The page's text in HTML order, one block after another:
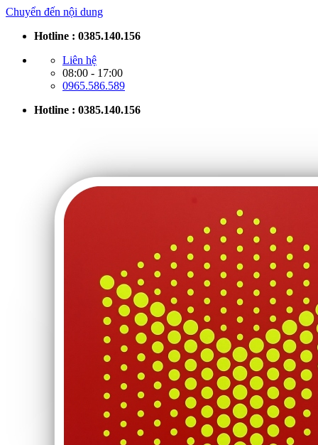
Chuyển đến nội dung
Hotline : 0385.140.156
Liên hệ
08:00 - 17:00
0965.586.589
Hotline : 0385.140.156